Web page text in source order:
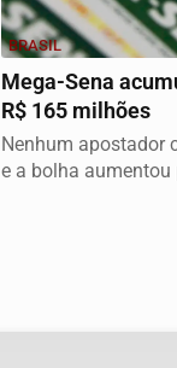
BRASIL
Mega-Sena
R$ 165 milhões
Nenhum apostador
e a bolha